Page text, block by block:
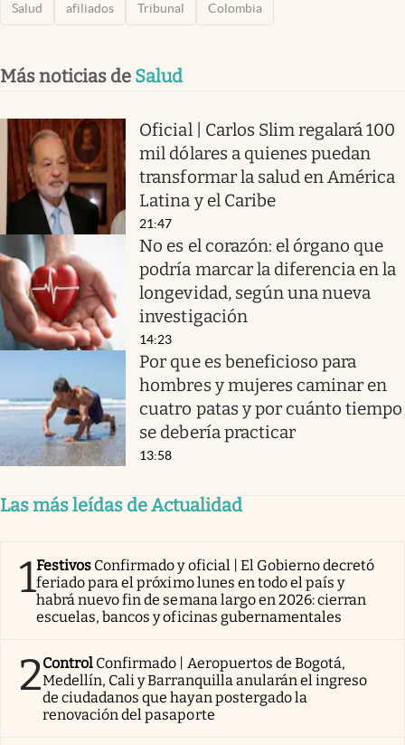
Salud afiliados Tribunal Colombia
Más noticias de Salud
Oficial | Carlos Slim regalará 100
mil dólares a quienes puedan
transformar la salud en América
Latina y el Caribe
21:47
No es el corazón: el órgano que
podría marcar la diferencia en la
longevidad, según una nueva
investigación
14:23
Por que es beneficioso para
hombres y mujeres caminar en
cuatro patas y por cuánto tiempo
se debería practicar
13:58
Las más leídas de Actualidad
1Festivos Confirmado y oficial | El Gobierno decretó
feriado para el próximo lunes en todo el país y
habrá nuevo fin de semana largo en 2026: cierran
escuelas, bancos y oficinas gubernamentales
2Control Confirmado | Aeropuertos de Bogotá,
Medellín, Cali y Barranquilla anularán el ingreso
de ciudadanos que hayan postergado la
renovación del pasaporte